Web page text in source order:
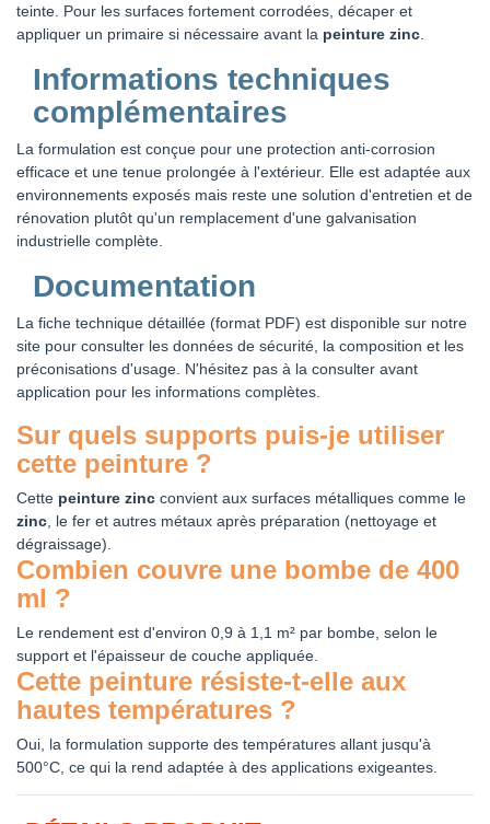
teinte. Pour les surfaces fortement corrodées, décaper et
appliquer un primaire si nécessaire avant la peinture zinc
Informations techniques
complémentaires
La formulation est conçue pour une protection anti-corrosion
efficace et une tenue prolongée à l'extérieur. Elle est adaptée aux
environnements exposés mais reste une solution d'entretien et de
rénovation plutôt qu'un remplacement d'une galvanisation
industrielle complète.
Documentation
La fiche technique détaillée (format PDF) est disponible sur notre
site pour consulter les données de sécurité, la composition et les
préconisations d'usage. N'hésitez pas à la consulter avant
application pour les informations complètes.
Sur quels supports puis-je utiliser
cette peinture ?
Cette peinture zinc convient aux surfaces métalliques comme le
zinc , le fer et autres métaux après préparation (nettoyage et
dégraissage).
Combien couvre une bombe de 400
ml ?
Le rendement est d'environ 0,9 à 1,1 m² par bombe, selon le
support et l'épaisseur de couche appliquée.
Cette peinture résiste-t-elle aux
hautes températures ?
Oui, la formulation supporte des températures allant jusqu'à
500°C, ce qui la rend adaptée à des applications exigeantes.